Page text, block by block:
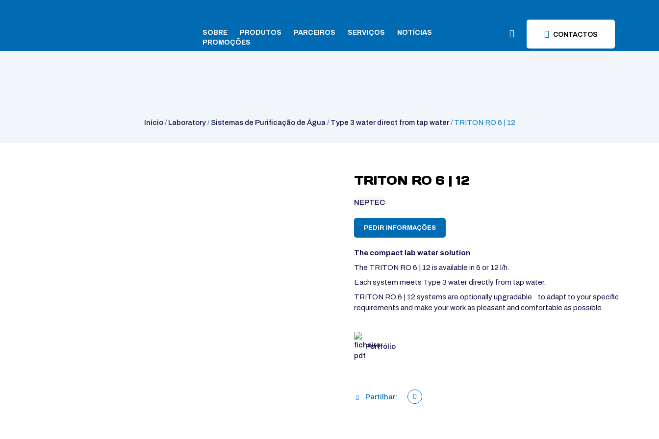
SOBRE PRODUTOS PARCEIROS SERVIÇOS
NOTÍCIAS
PROMOÇÕES
CONTACTOS
Início/Laboratory/Sistemas de Purificação de Água/Type 3 water direct from tap water/ TRITON RO 6 | 12
TRITON RO 6 | 12
NEPTEC
PEDIR INFORMAÇÕES
The compact lab water solution
The TRITON RO 6 | 12 is available in 6 or 12 l/h.
Each system meets Type 3 water directly from tap water.
TRITON RO 6 | 12 systems are optionally upgradable
to adapt to your specific
requirements and make your workas pleasant and comfortable as possible.
Portfólio
Partilhar: